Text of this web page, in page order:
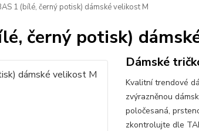
1 (bílé, černý potisk) dámské velikost M
černý potisk)
Dámské
Kvalitní trendové
zvýrazněnou
poločesaná,
zkontrolujte dle